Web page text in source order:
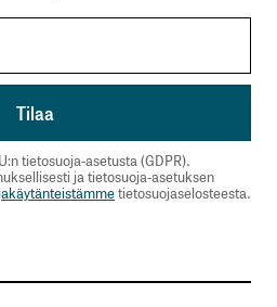
tietosuoja-asetusta (GDPR).
ja tietosuoja-asetuksen
tietosuojaselosteesta.